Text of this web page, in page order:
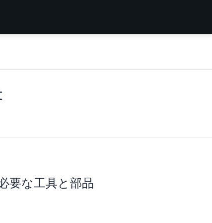
要な工具と部品